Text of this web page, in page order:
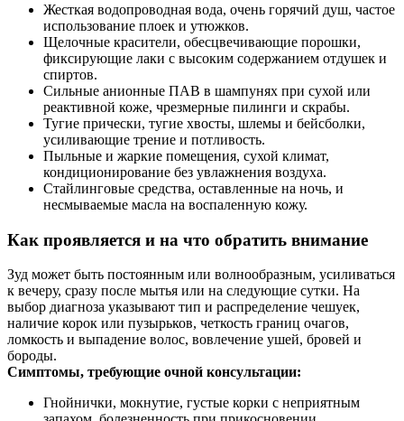
Жесткая водопроводная вода, очень горячий душ, частое
использование плоек и утюжков.
Щелочные красители, обесцвечивающие порошки,
фиксирующие лаки с высоким содержанием отдушек и
спиртов.
Сильные анионные ПАВ в шампунях при сухой или
реактивной коже, чрезмерные пилинги и скрабы.
Тугие прически, тугие хвосты, шлемы и бейсболки,
усиливающие трение и потливость.
Пыльные и жаркие помещения, сухой климат,
кондиционирование без увлажнения воздуха.
Стайлинговые средства, оставленные на ночь, и
несмываемые масла на воспаленную кожу.
Как проявляется и на что обратить внимание
Зуд может быть постоянным или волнообразным, усиливаться
к вечеру, сразу после мытья или на следующие сутки. На
выбор диагноза указывают тип и распределение чешуек,
наличие корок или пузырьков, четкость границ очагов,
ломкость и выпадение волос, вовлечение ушей, бровей и
бороды.
Симптомы, требующие очной консультации:
Гнойнички, мокнутие, густые корки с неприятным